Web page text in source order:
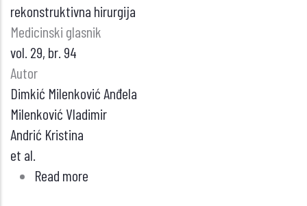
rekonstruktivna hirurgija
Medicinski glasnik
vol. 29, br. 94
Autor
Dimkić Milenković Anđela
Milenković Vladimir
Andrić Kristina
et al.
Read more